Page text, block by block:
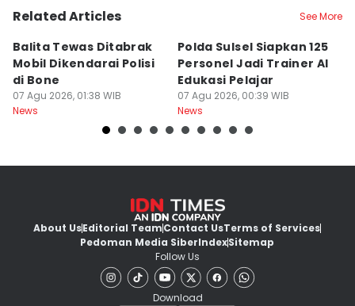
Related Articles See More
Balita Tewas Ditabrak
Mobil Dikendarai Polisi
di Bone
07 Agu 2026, 01:38 WIB
News
Polda Sulsel Siapkan 125
Personel Jadi Trainer AI
Edukasi Pelajar
07 Agu 2026, 00:39 WIB
News
About UsEditorial TeamContact UsTerms of Services
Pedoman Media SiberIndexSitemap
Follow Us
Download